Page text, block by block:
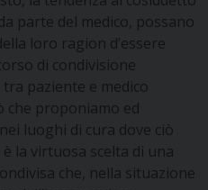
parte del medico, possano
loro ragion d’essere
di condivisione
paziente e medico
che proponiamo ed
luoghi di cura dove ciò
la virtuosa scelta di una
che, nella situazione